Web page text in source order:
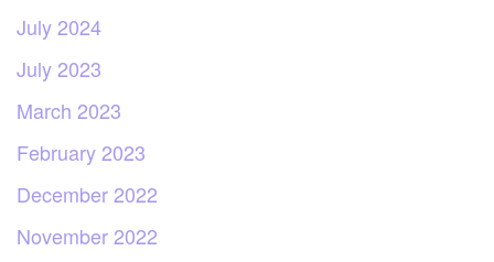
July 2024
July 2023
March 2023
February 2023
December 2022
November 2022